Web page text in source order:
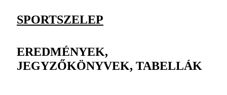
SPORTSZELEP
EREDMÉNYEK,
JEGYZŐKÖNYVEK, TABELLÁK